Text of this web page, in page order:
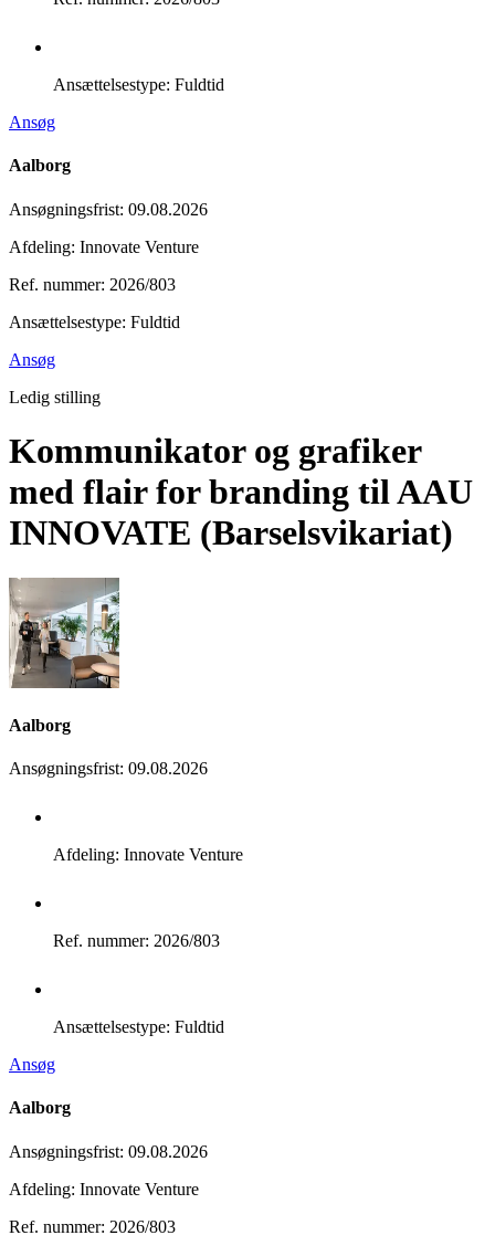
Ansættelsestype: Fuldtid
Ansøg
Aalborg
Ansøgningsfrist: 09.08.2026
Afdeling: Innovate Venture
Ref. nummer: 2026/803
Ansættelsestype: Fuldtid
Ansøg
Ledig stilling
Kommunikator og grafiker
med flair for branding til AAU
INNOVATE (Barselsvikariat)
Aalborg
Ansøgningsfrist: 09.08.2026
Afdeling: Innovate Venture
Ref. nummer: 2026/803
Ansættelsestype: Fuldtid
Ansøg
Aalborg
Ansøgningsfrist: 09.08.2026
Afdeling: Innovate Venture
Ref. nummer: 2026/803